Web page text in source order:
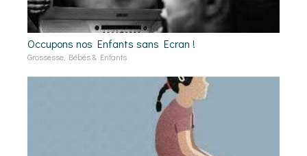
Occupons nos Enfants sans Ecran !
Grossesse, Bébés & Enfants